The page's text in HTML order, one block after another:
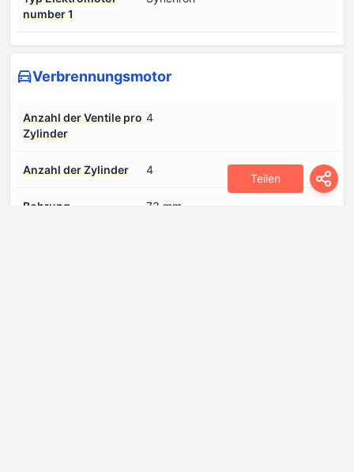
Teilen
number 1
Verbrennungsmotor
Anzahl der Ventile pro
Zylinder
4
Anzahl der Zylinder 4
Bohrung 73 mm